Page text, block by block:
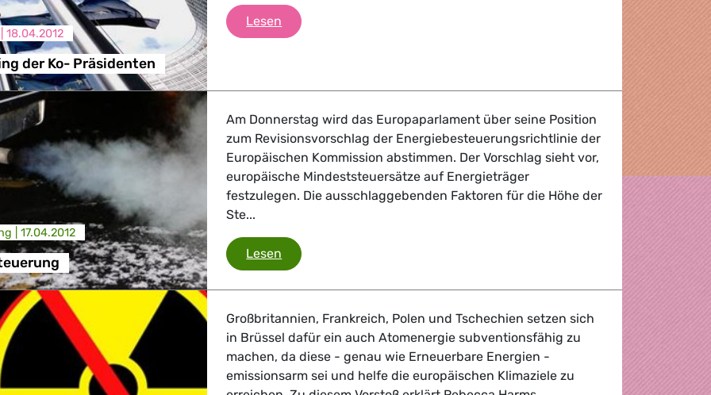
18.04.2012
der Ko- Präsidenten
Lesen Pressebriefing der Ko- Präsidenten
| 17.04.2012
Am Donnerstag wird das Europaparlament über seine Position
zum Revisionsvorschlag der Energiebesteuerungsrichtlinie der
Europäischen Kommission abstimmen. Der Vorschlag sieht vor,
europäische Mindeststeuersätze auf Energieträger
festzulegen. Die ausschlaggebenden Faktoren für die Höhe der
Ste...
Lesen Energiebesteuerung
Großbritannien, Frankreich, Polen und Tschechien setzen sich
in Brüssel dafür ein auch Atomenergie subventionsfähig zu
machen, da diese - genau wie Erneuerbare Energien -
emissionsarm sei und helfe die europäischen Klimaziele zu